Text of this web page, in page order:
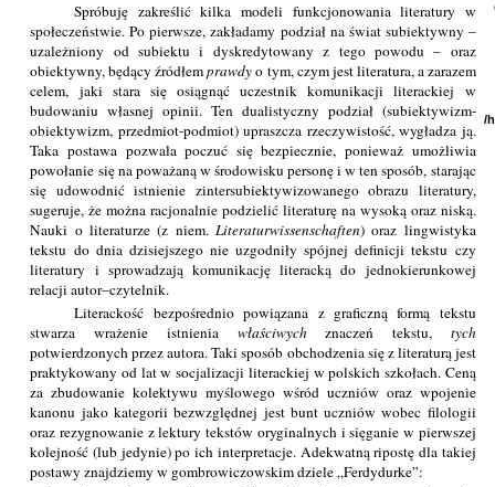
Spróbuję zakreślić kilka modeli funkcjonowania literatury w
społeczeństwie. Po pierwsze, zakładamy podział na świat subiektywny –
uzależniony od subiektu i dyskredytowany z tego powodu – oraz
obiektywny, będący źródłemprawdyo tym, czym jest literatura, a zarazem
celem, jaki stara się osiągnąć uczestnik komunikacji literackiej w
budowaniu własnej opinii. Ten dualistyczny podział (subiektywizm-
obiektywizm, przedmiot-podmiot) upraszcza rzeczywistość, wygładza ją.
Taka postawa pozwala poczuć się bezpiecznie, ponieważ umożliwia
powołanie się na poważaną w środowisku personę i w ten sposób, starając
się udowodnić istnienie zintersubiektywizowanego obrazu literatury,
sugeruje, że można racjonalnie podzielić literaturę na wysoką oraz niską.
Nauki o literaturze (z niem. Literaturwissenschaften) oraz lingwistyka
tekstu do dnia dzisiejszego nie uzgodniły spójnej definicji tekstu czy
literatury i sprowadzają komunikację literacką do jednokierunkowej
relacji autor–czytelnik.
Literackość bezpośrednio powiązana z graficzną formą tekstu
stwarza wrażenie istnienia właściwychznaczeń tekstu, tych
potwierdzonych przez autora. Taki sposób obchodzenia się z literaturą jest
praktykowany od lat w socjalizacji literackiej w polskich szkołach. Ceną
za zbudowanie kolektywu myślowego wśród uczniów oraz wpojenie
kanonu jako kategorii bezwzględnej jest bunt uczniów wobec filologii
oraz rezygnowanie z lektury tekstów oryginalnych i sięganie w pierwszej
kolejność (lub jedynie) po ich interpretacje. Adekwatną ripostę dla takiej
postawy znajdziemy w gombrowiczowskim dziele „Ferdydurke”:
/